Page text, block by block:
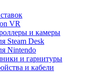
VR
и камеры
Steam Desk
Nintendo
и гарнитуры
и кабели